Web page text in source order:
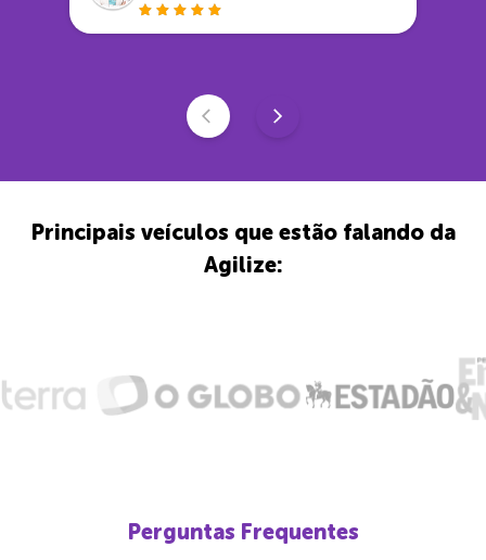
Principais veículos que estão falando da
Agilize:
Perguntas Frequentes